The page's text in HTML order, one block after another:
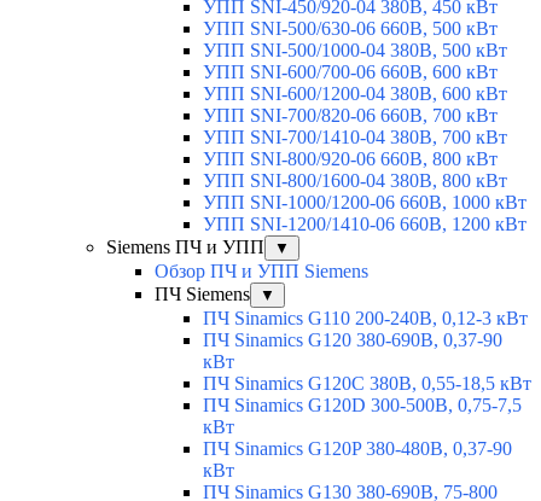
УПП SNI-450/920-04 380В, 450 кВт
УПП SNI-500/630-06 660В, 500 кВт
УПП SNI-500/1000-04 380В, 500 кВт
УПП SNI-600/700-06 660В, 600 кВт
УПП SNI-600/1200-04 380В, 600 кВт
УПП SNI-700/820-06 660В, 700 кВт
УПП SNI-700/1410-04 380В, 700 кВт
УПП SNI-800/920-06 660В, 800 кВт
УПП SNI-800/1600-04 380В, 800 кВт
УПП SNI-1000/1200-06 660В, 1000 кВт
УПП SNI-1200/1410-06 660В, 1200 кВт
Siemens ПЧ и УПП
▼
Обзор ПЧ и УПП Siemens
ПЧ Siemens
▼
ПЧ Sinamics G110 200-240В, 0,12-3 кВт
ПЧ Sinamics G120 380-690В, 0,37-90
кВт
ПЧ Sinamics G120C 380В, 0,55-18,5 кВт
ПЧ Sinamics G120D 300-500В, 0,75-7,5
кВт
ПЧ Sinamics G120P 380-480В, 0,37-90
кВт
ПЧ Sinamics G130 380-690В, 75-800